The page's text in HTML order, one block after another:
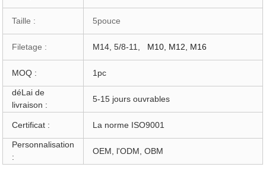
Taille : 5pouce
Filetage : M14, 5/8-11, M10, M12, M16
MOQ : 1pc
déLai de
livraison :
5-15 jours ouvrables
Certificat : La norme ISO9001
Personnalisation
:
OEM, l'ODM, OBM